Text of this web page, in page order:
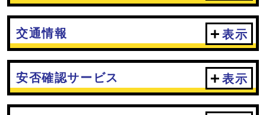
交通情報 表示
安否確認サービス 表示